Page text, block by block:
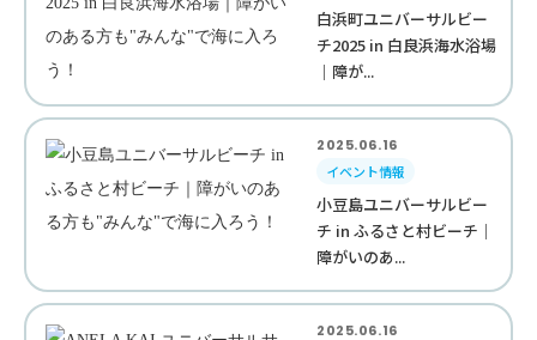
白浜町ユニバーサルビー
チ2025 in 白良浜海水浴場
｜障が...
2025.06.16
イベント情報
小豆島ユニバーサルビー
チ in ふるさと村ビーチ｜
障がいのあ...
2025.06.16